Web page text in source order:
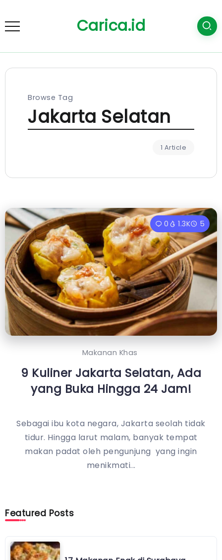
Carica.id
Browse Tag
Jakarta Selatan
1 Article
0 1.3K 5
Makanan Khas
9 Kuliner Jakarta Selatan, Ada
yang Buka Hingga 24 Jam!
Sebagai ibu kota negara, Jakarta seolah tidak
tidur. Hingga larut malam, banyak tempat
makan padat oleh pengunjung yang ingin
menikmati...
Featured Posts